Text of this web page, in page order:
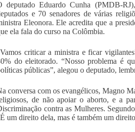
deputado Eduardo Cunha (PMDB-
e 70 senadores de várias
Eleonora. Ele acredita que a
ela fala do curso na Colômbia.
criticar a ministra e ficar
do eleitorado. “Nosso problema é
públicas”, alegou o deputado,
conversa com os evangélicos, Magno
de não apoiar o aborto, e a
contra as Mulheres.
um direito dela, mas é também um